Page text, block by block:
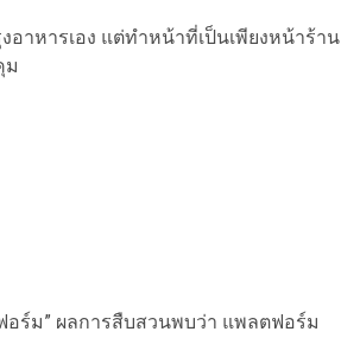
าหารเอง แต่ทำหน้าที่เป็นเพียงหน้าร้าน
ม
อร์ม” ผลการสืบสวนพบว่า แพลตฟอร์ม